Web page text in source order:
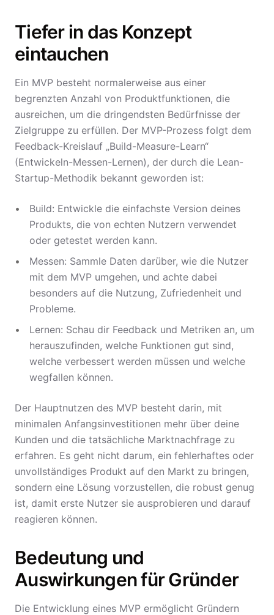
Tiefer in das Konzept
eintauchen
Ein MVP besteht normalerweise aus einer
begrenzten Anzahl von Produktfunktionen, die
ausreichen, um die dringendsten Bedürfnisse der
Zielgruppe zu erfüllen. Der MVP-Prozess folgt dem
Feedback-Kreislauf „Build-Measure-Learn“
(Entwickeln-Messen-Lernen), der durch die Lean-
Startup-Methodik bekannt geworden ist:
Build: Entwickle die einfachste Version deines
Produkts, die von echten Nutzern verwendet
oder getestet werden kann.
Messen: Sammle Daten darüber, wie die Nutzer
mit dem MVP umgehen, und achte dabei
besonders auf die Nutzung, Zufriedenheit und
Probleme.
Lernen: Schau dir Feedback und Metriken an, um
herauszufinden, welche Funktionen gut sind,
welche verbessert werden müssen und welche
wegfallen können.
Der Hauptnutzen des MVP besteht darin, mit
minimalen Anfangsinvestitionen mehr über deine
Kunden und die tatsächliche Marktnachfrage zu
erfahren. Es geht nicht darum, ein fehlerhaftes oder
unvollständiges Produkt auf den Markt zu bringen,
sondern eine Lösung vorzustellen, die robust genug
ist, damit erste Nutzer sie ausprobieren und darauf
reagieren können.
Bedeutung und
Auswirkungen für Gründer
Die Entwicklung eines MVP ermöglicht Gründern